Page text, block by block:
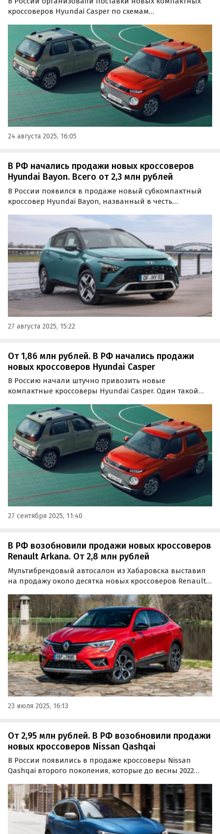
кроссоверов Hyundai Casper по схемам
меньшей мере, два автомобиля: один пока доступен
только под заказ, а другой можно купить из наличия,
сообщают…
24 августа 2025, 16:05
В РФ начались продажи новых кроссоверов
Hyundai Bayon. Всего от 2,3 млн рублей
В России появился в продаже новый субкомпактный
кроссовер Hyundai Bayon, названный в честь
Он поставляется к нам по «серым» схемам и стоит на
одном из сайтов объявлений минимум 2 279 000
рублей…
27 августа 2025, 15:22
От 1,86 млн рублей. В РФ начались продажи
новых кроссоверов Hyundai Casper
В Россию начали штучно привозить новые
компактные кроссоверы Hyundai Casper. Один такой
под заказ по цене от 1 860 000 рублей, сообщают
«Автоновости дня».
27 сентября 2025, 11:40
В РФ возобновили продажи новых кроссоверов
Renault Arkana. От 2,8 млн рублей
Мультибрендовый автосалон из Хабаровска выставил
на продажу около десятка новых кроссоверов Renault
годах.
23 июля 2025, 16:13
От 2,95 млн рублей. В РФ возобновили продажи
новых кроссоверов Nissan Qashqai
В России появились в продаже кроссоверы Nissan
Qashqai второго поколения, которые до весны 2022
бывшем заводе Nissan в Санкт-Петербурге.